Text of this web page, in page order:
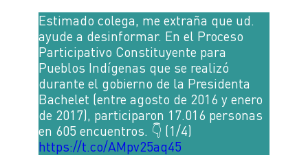
Estimado colega, me extraña que ud.
ayude a desinformar. En el Proceso
Participativo Constituyente para
Pueblos Indígenas que se realizó
durante el gobierno de la Presidenta
Bachelet (entre agosto de 2016 y enero
de 2017), participaron 17.016 personas
en 605 encuentros. 👇 (1/4)
https://t.co/AMpv25aq45